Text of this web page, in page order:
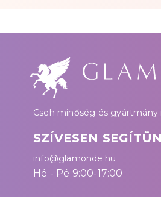
Cseh minőség és gyártmány
SZÍVESEN
info@glamonde.hu
Hé - Pé 9:00-17:00